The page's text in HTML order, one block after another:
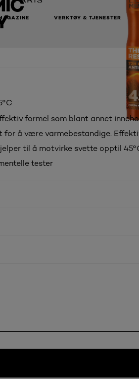
VERKTØY & TJENESTER
formel som blant annet
for å være varmebestandige.
til å motvirke svette opptil
tester